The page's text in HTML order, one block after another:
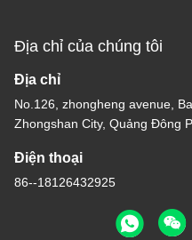
Địa chỉ của chúng tôi
Địa chỉ
No.126, zhongheng avenue,
Zhongshan City, Quảng Đông
Điện thoại
86--18126432925